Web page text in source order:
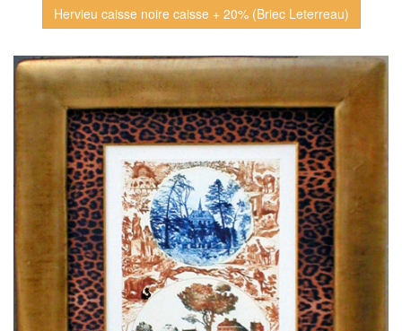
Hervieu caisse noire caisse + 20% (Briec Leterreau)